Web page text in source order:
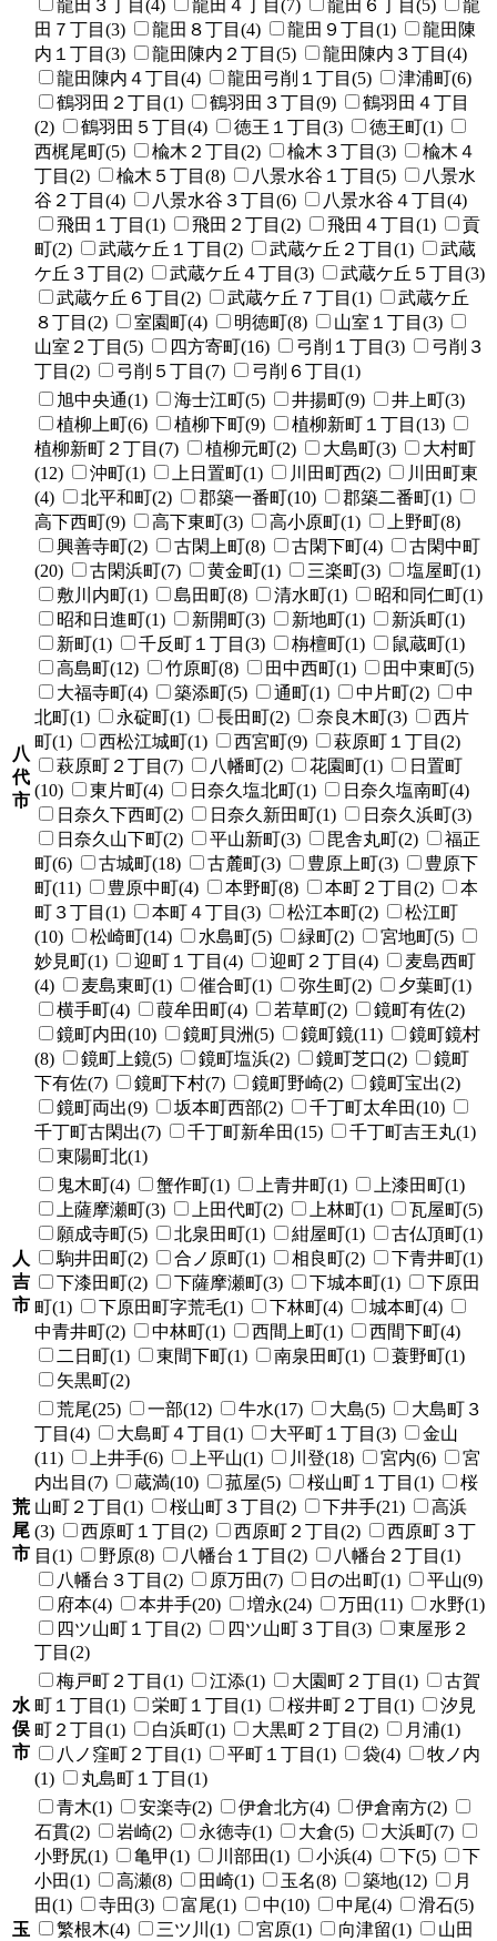
龍田３丁目(4) 龍田４丁目(7) 龍田６丁目(5)
龍
田７丁目(3)
龍田８丁目(4) 龍田９丁目(1)
龍田陳
内１丁目(3)
龍田陳内２丁目(5)
龍田陳内３丁目(4)
龍田陳内４丁目(4)
龍田弓削１丁目(5)
津浦町(6)
鶴羽田２丁目(1)
鶴羽田３丁目(9)
鶴羽田４丁目
(2)
鶴羽田５丁目(4) 徳王１丁目(3)
徳王町(1)
西梶尾町(5)
楡木２丁目(2) 楡木３丁目(3)
楡木４
丁目(2)
楡木５丁目(8) 八景水谷１丁目(5)
八景水
谷２丁目(4)
八景水谷３丁目(6)
八景水谷４丁目(4)
飛田１丁目(1)
飛田２丁目(2) 飛田４丁目(1)
貢
町(2)
武蔵ケ丘１丁目(2) 武蔵ケ丘２丁目(1)
武蔵
ケ丘３丁目(2)
武蔵ケ丘４丁目(3)
武蔵ケ丘５丁目(3)
武蔵ケ丘６丁目(2)
武蔵ケ丘７丁目(1)
武蔵ケ丘
８丁目(2)
室園町(4) 明徳町(8)
山室１丁目(3)
山室２丁目(5)
四方寄町(16) 弓削１丁目(3)
弓削３
丁目(2)
弓削５丁目(7) 弓削６丁目(1)
八
代
市
旭中央通(1) 海士江町(5) 井揚町(9)
井上町(3)
植柳上町(6)
植柳下町(9)
植柳新町１丁目(13)
植柳新町２丁目(7)
植柳元町(2) 大島町(3)
大村町
(12)
沖町(1) 上日置町(1) 川田町西(2)
川田町東
(4)
北平和町(2) 郡築一番町(10)
郡築二番町(1)
高下西町(9)
高下東町(3) 高小原町(1)
上野町(8)
興善寺町(2)
古閑上町(8) 古閑下町(4)
古閑中町
(20)
古閑浜町(7) 黄金町(1) 三楽町(3)
塩屋町(1)
敷川内町(1)
島田町(8) 清水町(1)
昭和同仁町(1)
昭和日進町(1)
新開町(3) 新地町(1)
新浜町(1)
新町(1)
千反町１丁目(3) 栴檀町(1)
鼠蔵町(1)
高島町(12)
竹原町(8) 田中西町(1)
田中東町(5)
大福寺町(4)
築添町(5) 通町(1) 中片町(2)
中
北町(1)
永碇町(1) 長田町(2) 奈良木町(3)
西片
町(1)
西松江城町(1) 西宮町(9)
萩原町１丁目(2)
萩原町２丁目(7)
八幡町(2) 花園町(1)
日置町
(10)
東片町(4) 日奈久塩北町(1)
日奈久塩南町(4)
日奈久下西町(2)
日奈久新田町(1)
日奈久浜町(3)
日奈久山下町(2)
平山新町(3) 毘舎丸町(2)
福正
町(6)
古城町(18) 古麓町(3) 豊原上町(3)
豊原下
町(11)
豊原中町(4) 本野町(8) 本町２丁目(2)
本
町３丁目(1)
本町４丁目(3) 松江本町(2)
松江町
(10)
松崎町(14) 水島町(5) 緑町(2)
宮地町(5)
妙見町(1)
迎町１丁目(4) 迎町２丁目(4)
麦島西町
(4)
麦島東町(1) 催合町(1) 弥生町(2)
夕葉町(1)
横手町(4)
葭牟田町(4) 若草町(2)
鏡町有佐(2)
鏡町内田(10)
鏡町貝洲(5) 鏡町鏡(11)
鏡町鏡村
(8)
鏡町上鏡(5) 鏡町塩浜(2) 鏡町芝口(2)
鏡町
下有佐(7)
鏡町下村(7) 鏡町野崎(2)
鏡町宝出(2)
鏡町両出(9)
坂本町西部(2)
千丁町太牟田(10)
千丁町古閑出(7)
千丁町新牟田(15)
千丁町吉王丸(1)
東陽町北(1)
人
吉
市
鬼木町(4) 蟹作町(1) 上青井町(1)
上漆田町(1)
上薩摩瀬町(3)
上田代町(2) 上林町(1)
瓦屋町(5)
願成寺町(5)
北泉田町(1) 紺屋町(1)
古仏頂町(1)
駒井田町(2)
合ノ原町(1) 相良町(2)
下青井町(1)
下漆田町(2)
下薩摩瀬町(3) 下城本町(1)
下原田
町(1)
下原田町字荒毛(1) 下林町(4)
城本町(4)
中青井町(2)
中林町(1) 西間上町(1)
西間下町(4)
二日町(1)
東間下町(1) 南泉田町(1)
蓑野町(1)
矢黒町(2)
荒
尾
市
荒尾(25) 一部(12) 牛水(17) 大島(5)
大島町３
丁目(4)
大島町４丁目(1) 大平町１丁目(3)
金山
(11)
上井手(6) 上平山(1) 川登(18) 宮内(6)
宮
内出目(7)
蔵満(10) 菰屋(5) 桜山町１丁目(1)
桜
山町２丁目(1)
桜山町３丁目(2) 下井手(21)
高浜
(3)
西原町１丁目(2) 西原町２丁目(2)
西原町３丁
目(1)
野原(8) 八幡台１丁目(2)
八幡台２丁目(1)
八幡台３丁目(2)
原万田(7) 日の出町(1)
平山(9)
府本(4)
本井手(20) 増永(24) 万田(11)
水野(1)
四ツ山町１丁目(2)
四ツ山町３丁目(3)
東屋形２
丁目(2)
水
俣
市
梅戸町２丁目(1) 江添(1) 大園町２丁目(1)
古賀
町１丁目(1)
栄町１丁目(1) 桜井町２丁目(1)
汐見
町２丁目(1)
白浜町(1) 大黒町２丁目(2)
月浦(1)
八ノ窪町２丁目(1)
平町１丁目(1) 袋(4)
牧ノ内
(1)
丸島町１丁目(1)
玉
青木(1) 安楽寺(2) 伊倉北方(4)
伊倉南方(2)
石貫(2)
岩崎(2) 永徳寺(1) 大倉(5)
大浜町(7)
小野尻(1)
亀甲(1) 川部田(1) 小浜(4) 下(5)
下
小田(1)
高瀬(8) 田崎(1) 玉名(8) 築地(12)
月
田(1)
寺田(3) 富尾(1) 中(10) 中尾(4)
滑石(5)
繁根木(4)
三ツ川(1) 宮原(1) 向津留(1)
山田